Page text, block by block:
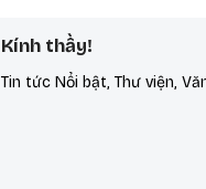
Kính thầy!
Tin tức Nổi bật, Thư viện,